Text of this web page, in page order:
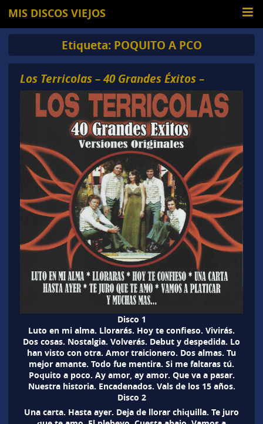
MIS DISCOS VIEJOS
Etiqueta: POQUITO A PCO
Los Terricolas – 40 Grandes Éxitos –
Disco 1
Luto en mi alma. Llorarás. Hoy te confieso. Vivirás.
Dos cosas. Nostalgia. Volverás. Debut y despedida. Lo
han visto con otra. Amor traicionero. Dos almas. Tu
mejor amante. Todo fue mentira. Si me faltaras tú.
Poquito a poco. Ay amor, ay amor. Que va a pasar.
Nuestra historia. Encadenados. Vals de los 15 años.
Disco 2
Una carta. Hasta ayer. Deja de llorar chiquilla. Te juro